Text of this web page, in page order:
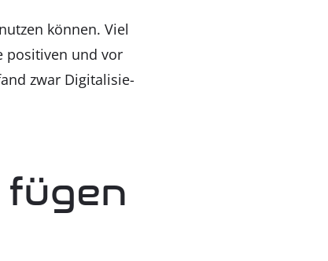
kön­nen. Viel
posi­ti­ven und vor
zwar Digi­ta­li­sie­
fügen